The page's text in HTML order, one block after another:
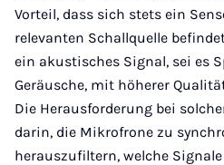
Vorteil, dass sich stets ein
relevanten Schallquelle
ein akustisches Signal, sei es
Geräusche, mit höherer
Die Herausforderung bei
darin, die Mikrofrone zu
herauszufiltern, welche